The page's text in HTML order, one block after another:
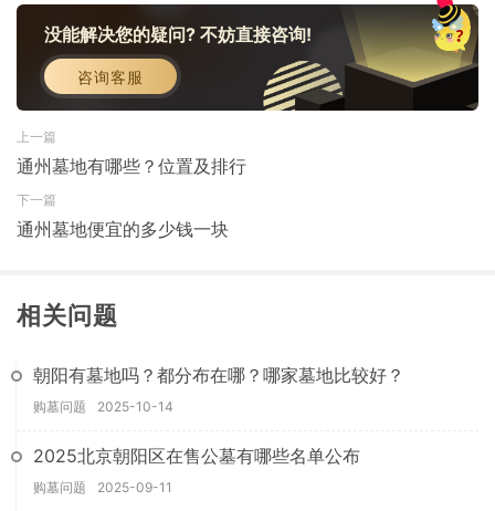
没能解决您的疑问? 不妨直接咨询!
咨询客服
上一篇
通州墓地有哪些？位置及排行
下一篇
通州墓地便宜的多少钱一块
相关问题
朝阳有墓地吗？都分布在哪？哪家墓地比较好？
购墓问题 2025-10-14
2025北京朝阳区在售公墓有哪些名单公布
购墓问题 2025-09-11